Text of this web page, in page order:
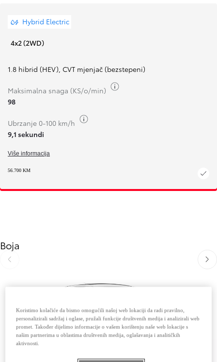
Hybrid Electric
4x2 (2WD)
1.8 hibrid (HEV), CVT mjenjač (bezstepeni)
Maksimalna snaga (KS/o/min)
98
Ubrzanje 0-100 km/h
9,1 sekundi
Više informacija
56.700 KM
Boja
Slide Previous
Koristimo kolačiće da bismo omogućili našoj web lokaciji da radi pravilno,
personalizirali sadržaj i oglase, pružali funkcije društvenih medija i analizirali web
promet. Također dijelimo informacije o vašem korištenju naše web lokacije s
našim partnerima u oblastima društvenih medija, oglašavanja i analitičkih
aktivnosti.